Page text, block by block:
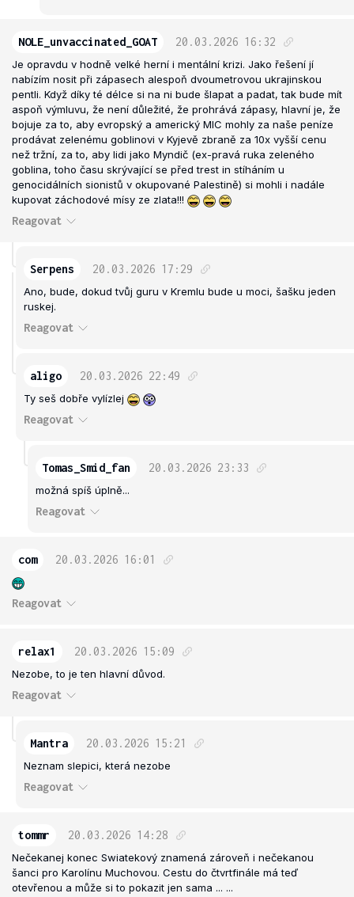
NOLE_unvaccinated_GOAT 20.03.2026 16:32
Je opravdu v hodně velké herní i mentální krizi. Jako řešení jí
nabízím nosit při zápasech alespoň dvoumetrovou ukrajinskou
pentli. Když díky té délce si na ni bude šlapat a padat, tak bude mít
aspoň výmluvu, že není důležité, že prohrává zápasy, hlavní je, že
bojuje za to, aby evropský a americký MIC mohly za naše peníze
prodávat zelenému goblinovi v Kyjevě zbraně za 10x vyšší cenu
než tržní, za to, aby lidi jako Myndič (ex-pravá ruka zeleného
goblina, toho času skrývající se před trest in stíháním u
genocidálních sionistů v okupované Palestině) si mohli i nadále
kupovat záchodové mísy ze zlata!!!
Reagovat
Serpens 20.03.2026 17:29
Ano, bude, dokud tvůj guru v Kremlu bude u moci, šašku jeden
ruskej.
Reagovat
aligo 20.03.2026 22:49
Ty seš dobře vylízlej
Reagovat
Tomas_Smid_fan 20.03.2026 23:33
možná spíš úplně...
Reagovat
com 20.03.2026 16:01
Reagovat
relax1 20.03.2026 15:09
Nezobe, to je ten hlavní důvod.
Reagovat
Mantra 20.03.2026 15:21
Neznam slepici, která nezobe
Reagovat
tommr 20.03.2026 14:28
Nečekanej konec Swiatekový znamená zároveň i nečekanou
šanci pro Karolínu Muchovou. Cestu do čtvrtfinále má teď
otevřenou a může si to pokazit jen sama ... ...